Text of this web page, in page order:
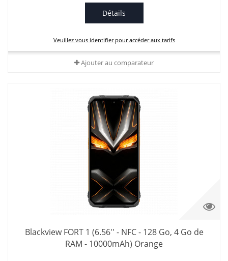
Détails
Veuillez vous identifier pour accéder aux tarifs
Ajouter au comparateur
Blackview FORT 1 (6.56'' - NFC - 128 Go, 4 Go de
RAM - 10000mAh) Orange